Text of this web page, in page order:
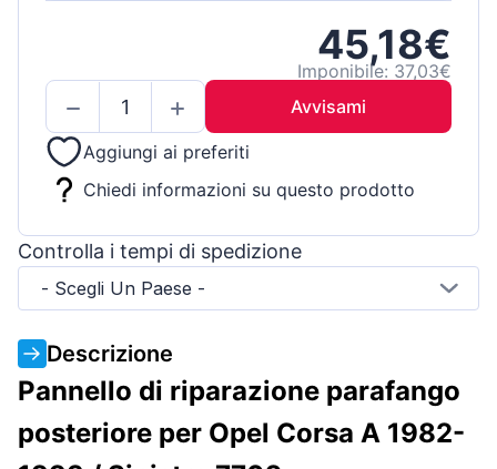
45,18€
Imponibile: 37,03€
Avvisami
Aggiungi ai preferiti
Chiedi informazioni su questo prodotto
Controlla i tempi di spedizione
- Scegli Un Paese -
Descrizione
Pannello di riparazione parafango
posteriore per Opel Corsa A 1982-